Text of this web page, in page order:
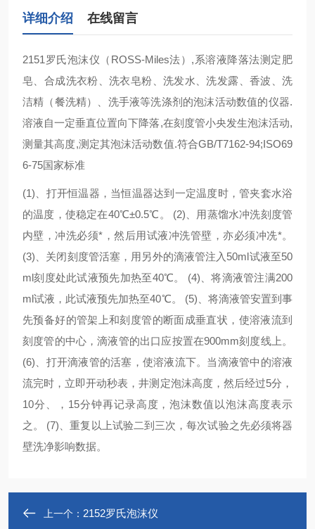
详细介绍 在线留言
2151罗氏泡沫仪（ROSS-Miles法）,系溶液降落法测定肥
皂、合成洗衣粉、洗衣皂粉、洗发水、洗发露、香波、洗
洁精（餐洗精）、洗手液等洗涤剂的泡沫活动数值的仪器.
溶液自一定垂直位置向下降落,在刻度管小央发生泡沫活动,
测量其高度,测定其泡沫活动数值.符合GB/T7162-94;ISO69
6-75国家标准
(1)、打开恒温器，当恒温器达到一定温度时，管夹套水浴
的温度，使稳定在40℃±0.5℃。 (2)、用蒸馏水冲洗刻度管
内壁，冲洗必须*，然后用试液冲洗管壁，亦必须冲冼*。
(3)、关闭刻度管活塞，用另外的滴液管注入50ml试液至50
ml刻度处此试液预先加热至40℃。 (4)、将滴液管注满200
ml试液，此试液预先加热至40℃。 (5)、将滴液管安置到事
先预备好的管架上和刻度管的断面成垂直状，使溶液流到
刻度管的中心，滴液管的出口应按置在900mm刻度线上。
(6)、打开滴液管的活塞，使溶液流下。当滴液管中的溶液
流完时，立即开动秒表，井测定泡沫高度，然后经过5分，
10分、，15分钟再记录高度，泡沫数值以泡沫高度表示
之。 (7)、重复以上试验二到三次，每次试验之先必须将器
壁洗净影响数据。
上一个： 2152罗氏泡沫仪